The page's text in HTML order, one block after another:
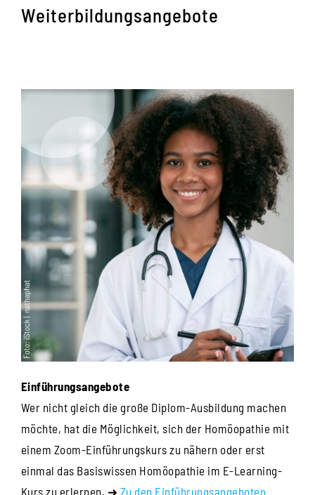
Weiterbildungsangebote
Einführungsangebote
Wer nicht gleich die große Diplom-Ausbildung machen
möchte, hat die Möglichkeit, sich der Homöopathie mit
einem Zoom-Einführungskurs zu nähern oder erst
einmal das Basiswissen Homöopathie im E-Learning-
Kurs zu erlernen. ➜ Zu den Einführungsangeboten